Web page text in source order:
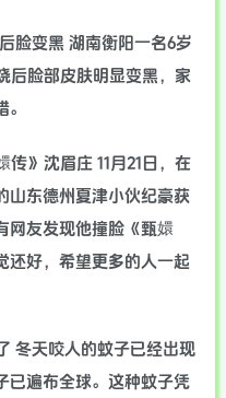
脸变黑 湖南衡阳一名6岁
后脸部皮肤明显变黑，家
》沈眉庄 11月21日，在
山东德州夏津小伙纪豪获
网友发现他撞脸《甄嬛
还好，希望更多的人一起
冬天咬人的蚊子已经出现
遍布全球。这种蚊子凭